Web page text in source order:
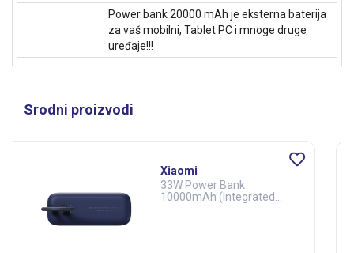
Power bank 20000 mAh je eksterna baterija
za vaš mobilni, Tablet PC i mnoge druge
uređaje!!!
Srodni proizvodi
Xwave GoEnergy 10Wd
black
Power bank eksterna